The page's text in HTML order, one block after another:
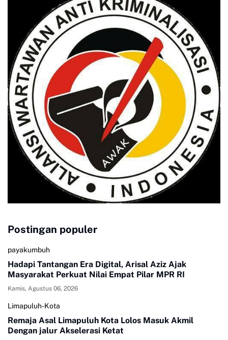
Postingan populer
payakumbuh
Hadapi Tantangan Era Digital, Arisal Aziz Ajak
Masyarakat Perkuat Nilai Empat Pilar MPR RI
Kamis, Agustus 06, 2026
Limapuluh-Kota
Remaja Asal Limapuluh Kota Lolos Masuk Akmil
Dengan jalur Akselerasi Ketat